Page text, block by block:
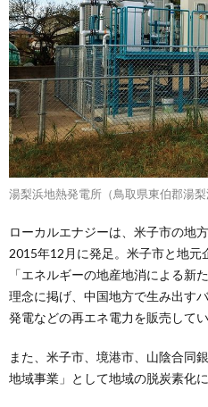
湯梨浜地熱発電所（鳥取県東伯郡湯梨
ローカルエナジーは、米子市の地
2015年12月に発足。米子市と地元
「エネルギーの地産地消による新
理念に掲げ、中国地方で生み出す
発電などの再エネ電力を販売してい
また、米子市、境港市、山陰合同
地域事業」として地域の脱炭素化